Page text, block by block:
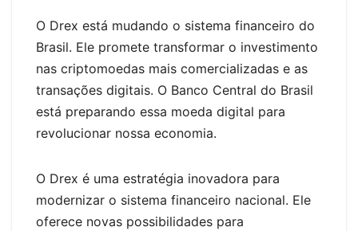
O Drex está mudando o sistema financeiro do
Brasil. Ele promete transformar o investimento
nas criptomoedas mais comercializadas e as
transações digitais. O Banco Central do Brasil
está preparando essa moeda digital para
revolucionar nossa economia.
O Drex é uma estratégia inovadora para
modernizar o sistema financeiro nacional. Ele
oferece novas possibilidades para